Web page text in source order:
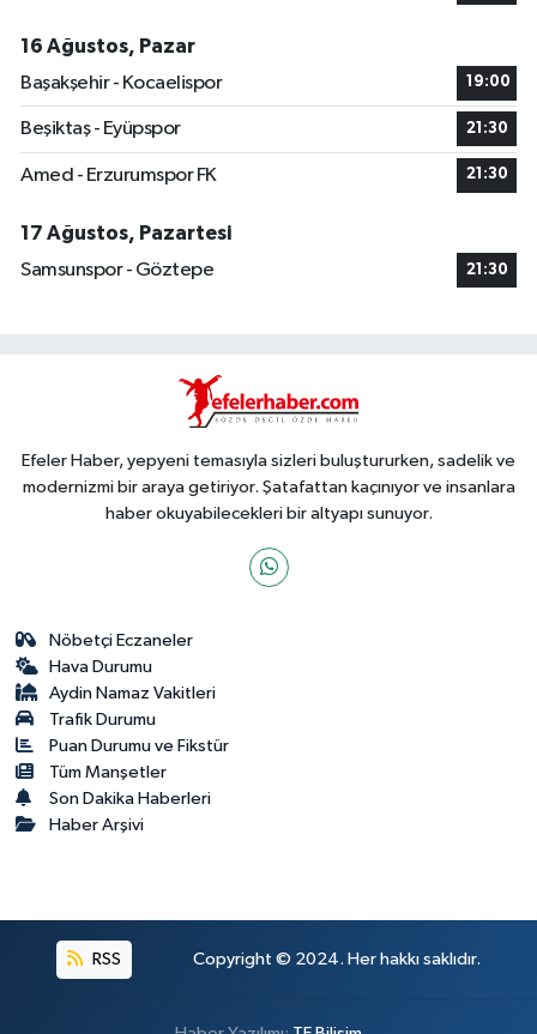
16 Ağustos, Pazar
Başakşehir - Kocaelispor
19:00
Beşiktaş - Eyüpspor 21:30
Amed - Erzurumspor FK 21:30
17 Ağustos, Pazartesi
Samsunspor - Göztepe
21:30
Efeler Haber, yepyeni temasıyla sizleri buluştururken, sadelik ve
modernizmi bir araya getiriyor. Şatafattan kaçınıyor ve insanlara
haber okuyabilecekleri bir altyapı sunuyor.
Nöbetçi Eczaneler
Hava Durumu
Aydin Namaz Vakitleri
Trafik Durumu
Puan Durumu ve Fikstür
Tüm Manşetler
Son Dakika Haberleri
Haber Arşivi
RSS Copyright © 2024. Her hakkı saklıdır.